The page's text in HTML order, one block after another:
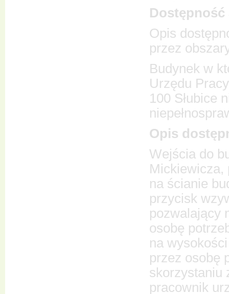
Opis
przez
Budynek w
Urzędu
100 Słubice
Opis
Wejścia do
Mickiewicza,
na ścianie
przycisk
pozwalający
osobę
na
przez osobę
skorzystaniu
pracownik